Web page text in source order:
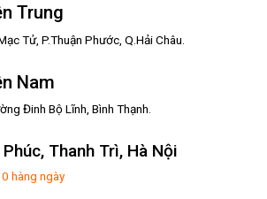
Trung
Tử, P.Thuận Phước, Q.Hải Châu.
Nam
Đinh Bộ Lĩnh, Bình Thạnh.
Thanh Trì, Hà Nội
hàng ngày